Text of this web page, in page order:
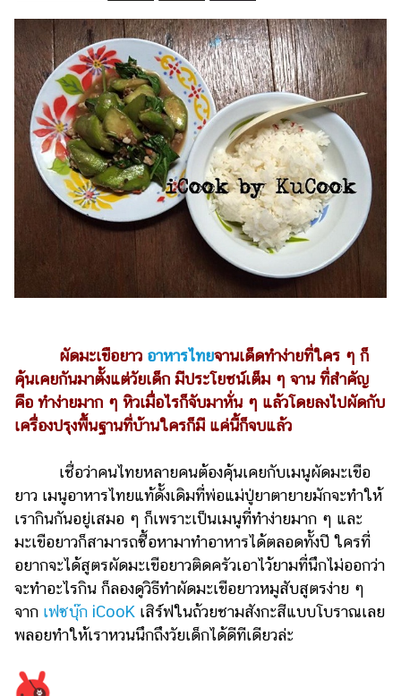
บันเทิง
รูปภาพ
ดู
หนัง
Music
Station
บันเทิง
ดูด
วง
ผู้ชาย
สุขภาพ
ท่อง
เที่ยว
สูตร
ง่ายๆ
ผัดมะเขือยาว อาหารไทยจานเด็ดทำง่ายที่ใคร ๆ ก็
คุ้นเคยกันมาตั้งแต่วัยเด็ก มีประโยชน์เต็ม ๆ จาน ที่สำคัญ
คือ ทำง่ายมาก ๆ หิวเมื่อไรก็จับมาหั่น ๆ แล้วโดยลงไปผัดกับ
เครื่องปรุงพื้นฐานที่บ้านใครก็มี แค่นี้ก็จบแล้ว
เชื่อว่าคนไทยหลายคนต้องคุ้นเคยกับเมนูผัดมะเขือ
ยาว เมนูอาหารไทยแท้ดั้งเดิมที่พ่อแม่ปู่ยาตายายมักจะทำให้
เรากินกันอยู่เสมอ ๆ ก็เพราะเป็นเมนูที่ทำง่ายมาก ๆ และ
มะเขือยาวก็สามารถซื้อหามาทำอาหารได้ตลอดทั้งปี ใครที่
อยากจะได้สูตรผัดมะเขือยาวติดครัวเอาไว้ยามที่นึกไม่ออกว่า
จะทำอะไรกิน ก็ลองดูวิธีทำผัดมะเขือยาวหมูสับสูตรง่าย ๆ
จาก เฟซบุ๊ก ‎iCooK เสิร์ฟในถ้วยชามสังกะสีแบบโบราณเลย
พลอยทำให้เราหวนนึกถึงวัยเด็กได้ดีทีเดียวล่ะ